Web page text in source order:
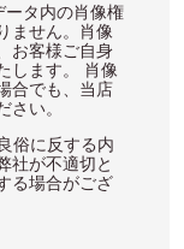
タ内の肖像権
ません。肖像
お客様ご自身
します。 肖像
合でも、当店
い。
俗に反する内
社が不適切と
る場合がござ